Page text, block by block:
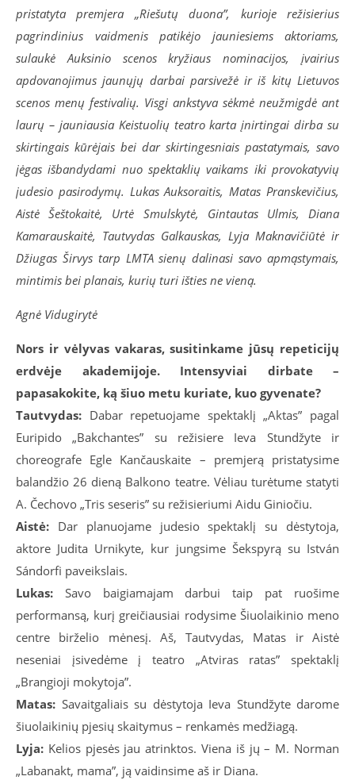
pristatyta premjera „Riešutų duona”, kurioje režisierius
pagrindinius vaidmenis patikėjo jauniesiems aktoriams,
sulaukė Auksinio scenos kryžiaus nominacijos, įvairius
apdovanojimus jaunųjų darbai parsivežė ir iš kitų Lietuvos
scenos menų festivalių. Visgi ankstyva sėkmė neužmigdė ant
laurų – jauniausia Keistuolių teatro karta įnirtingai dirba su
skirtingais kūrėjais bei dar skirtingesniais pastatymais, savo
jėgas išbandydami nuo spektaklių vaikams iki provokatyvių
judesio pasirodymų. Lukas Auksoraitis, Matas Pranskevičius,
Aistė Šeštokaitė, Urtė Smulskytė, Gintautas Ulmis, Diana
Kamarauskaitė, Tautvydas Galkauskas, Lyja Maknavičiūtė ir
Džiugas Širvys tarp LMTA sienų dalinasi savo apmąstymais,
mintimis bei planais, kurių turi išties ne vieną.
Agnė Vidugirytė
Nors ir vėlyvas vakaras, susitinkame jūsų repeticijų
erdvėje akademijoje. Intensyviai dirbate –
papasakokite, ką šiuo metu kuriate, kuo gyvenate?
Tautvydas: Dabar repetuojame spektaklį „Aktas” pagal
Euripido „Bakchantes” su režisiere Ieva Stundžyte ir
choreografe Egle Kančauskaite – premjerą pristatysime
balandžio 26 dieną Balkono teatre. Vėliau turėtume statyti
A. Čechovo „Tris seseris” su režisieriumi Aidu Giniočiu.
Aistė: Dar planuojame judesio spektaklį su dėstytoja,
aktore Judita Urnikyte, kur jungsime Šekspyrą su István
Sándorfi paveikslais.
Lukas: Savo baigiamajam darbui taip pat ruošime
performansą, kurį greičiausiai rodysime Šiuolaikinio meno
centre birželio mėnesį. Aš, Tautvydas, Matas ir Aistė
neseniai įsivedėme į teatro „Atviras ratas” spektaklį
„Brangioji mokytoja”.
Matas: Savaitgaliais su dėstytoja Ieva Stundžyte darome
šiuolaikinių pjesių skaitymus – renkamės medžiagą.
Lyja: Kelios pjesės jau atrinktos. Viena iš jų – M. Norman
„Labanakt, mama”, ją vaidinsime aš ir Diana.